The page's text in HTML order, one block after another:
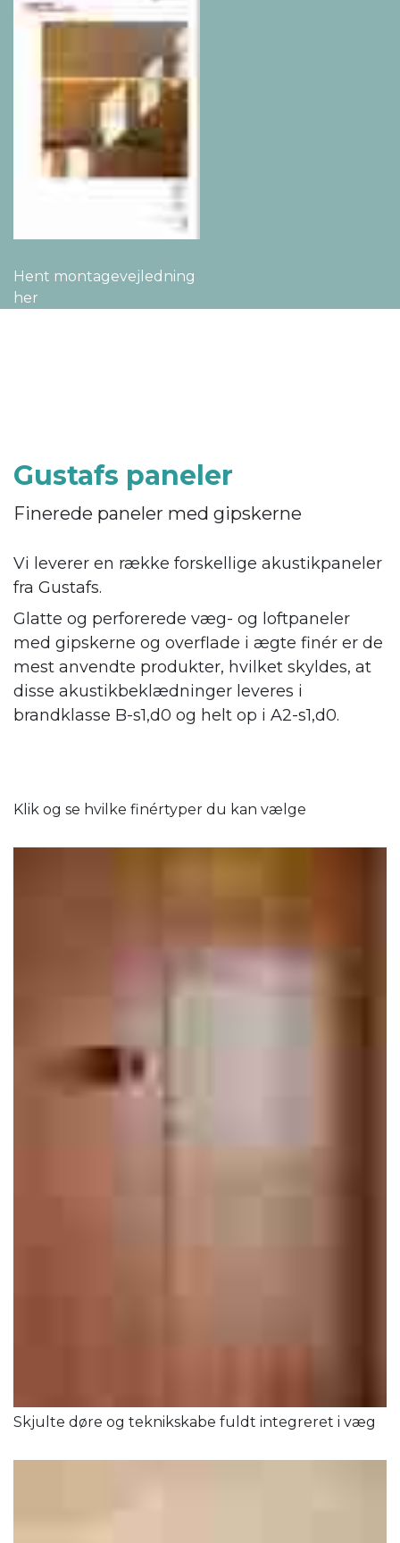
Hent montage­vejledning
her
Gustafs paneler
Finerede paneler med gipskerne
Vi leverer en række forskellige akustikpaneler
fra Gustafs.
Glatte og perforerede væg- og loftpaneler
med gipskerne og overflade i ægte finér er de
mest anvendte produkter, hvilket skyldes, at
disse akustikbeklædninger leveres i
brandklasse B-s1,d0 og helt op i A2-s1,d0.
Klik og se hvilke finértyper du kan vælge
Skjulte døre og teknikskabe fuldt integreret i væg